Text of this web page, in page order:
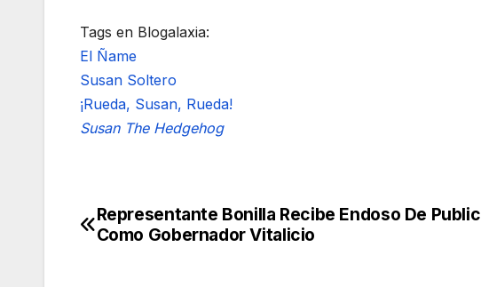
Tags en Blogalaxia:
El Ñame
Susan Soltero
¡Rueda, Susan, Rueda!
Susan The Hedgehog
Navegación
Representante Bonilla Recibe Endoso De
Como Gobernador Vitalicio